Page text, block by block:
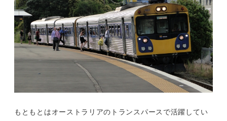
もともとはオーストラリアのトランスパースで活躍してい